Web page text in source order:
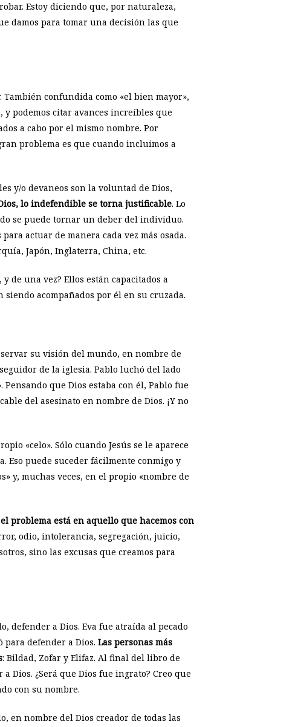
Estoy diciendo que, por naturaleza,
damos para tomar una decisión las que
confundida como «el bien mayor»,
y podemos citar avances increíbles que
a cabo por el mismo nombre. Por
problema es que cuando incluimos a
y/o devaneos son la voluntad de Dios,
lo indefendible se torna justificable. Lo
se puede tornar un deber del individuo.
actuar de manera cada vez más osada.
Japón, Inglaterra, China, etc.
de una vez? Ellos están capacitados a
acompañados por él en su cruzada.
su visión del mundo, en nombre de
de la iglesia. Pablo luchó del lado
que Dios estaba con él, Pablo fue
del asesinato en nombre de Dios. ¡Y no
«celo». Sólo cuando Jesús se le aparece
Eso puede suceder fácilmente conmigo y
y, muchas veces, en el propio «nombre de
el problema está en aquello que hacemos con
odio, intolerancia, segregación, juicio,
sino las excusas que creamos para
defender a Dios. Eva fue atraída al pecado
defender a Dios. Las personas más
: Bildad, Zofar y Elifaz. Al final del libro de
¿Será que Dios fue ingrato? Creo que
con su nombre.
en nombre del Dios creador de todas las